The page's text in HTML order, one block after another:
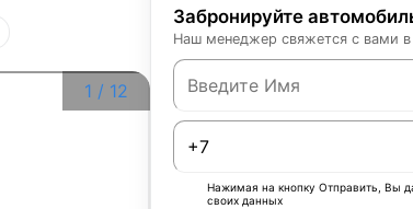
1 / 12
Забронируйте
Наш менеджер свяжется с вами
Нажимая на кнопку Отправить, Вы
своих данных